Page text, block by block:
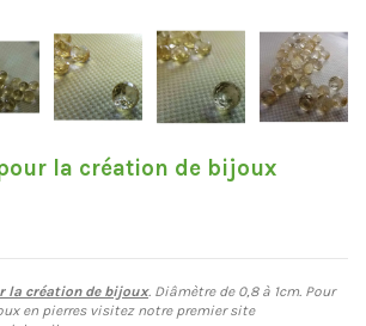
la création de bijoux
la création de bijoux. Diâmètre de 0,8 à 1cm. Pour
en pierres visitez notre premier site